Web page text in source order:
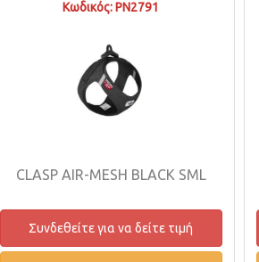
Κωδικός: PN2791
CLASP AIR-MESH BLACK SML
Συνδεθείτε για να δείτε τιμή